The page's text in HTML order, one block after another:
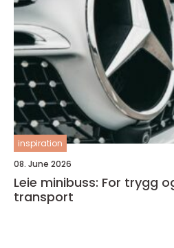
inspiration
08. June 2026
Leie minibuss: For trygg
transport